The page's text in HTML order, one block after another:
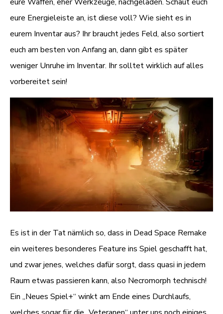
eure Energieleiste an, ist diese voll? Wie sieht es in
eurem Inventar aus? Ihr braucht jedes Feld, also sortiert
euch am besten von Anfang an, dann gibt es später
weniger Unruhe im Inventar. Ihr solltet wirklich auf alles
vorbereitet sein!
Es ist in der Tat nämlich so, dass in Dead Space Remake
ein weiteres besonderes Feature ins Spiel geschafft hat,
und zwar jenes, welches dafür sorgt, dass quasi in jedem
Raum etwas passieren kann, also Necromorph technisch!
Ein „Neues Spiel+“ winkt am Ende eines Durchlaufs,